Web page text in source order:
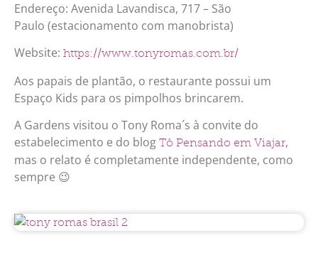
Endereço: Avenida Lavandisca, 717 – São
Paulo (estacionamento com manobrista)
Website: https://www.tonyromas.com.br/
Aos papais de plantão, o restaurante possui um
Espaço Kids para os pimpolhos brincarem.
A Gardens visitou o Tony Roma´s à convite do
estabelecimento e do blog Tô Pensando em Viajar,
mas o relato é completamente independente, como
sempre 😉